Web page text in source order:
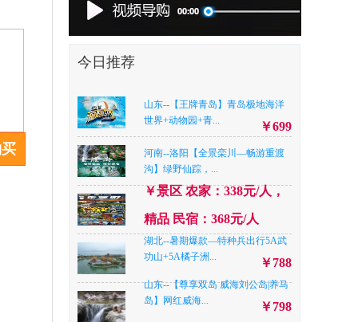
今日推荐
山东--【王牌青岛】青岛极地海洋
世界+动物园+青...
￥699
河南--洛阳【全景栾川—畅游重渡
沟】绿野仙踪，...
￥景区 农家：338元/人，
精品 民宿：368元/人
湖北--暑期爆款—特种兵出行5A武
功山+5A橘子洲...
￥788
山东--【尊享双岛 威海刘公岛|养马
岛】网红威海...
￥798